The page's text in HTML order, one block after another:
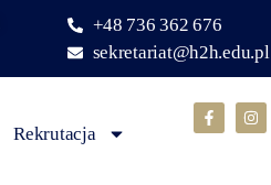
+48 736 362 676
sekretariat@h2h.edu.pl
Rekrutacja